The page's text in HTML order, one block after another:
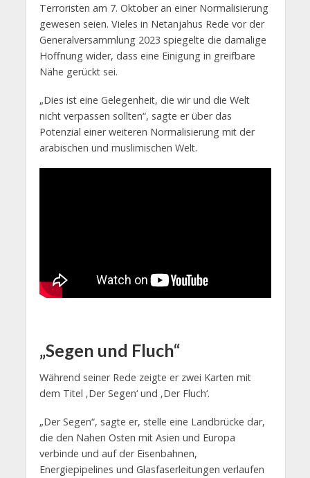
Terroristen am 7. Oktober an einer Normalisierung
gewesen seien. Vieles in Netanjahus Rede vor der
Generalversammlung 2023 spiegelte die damalige
Hoffnung wider, dass eine Einigung in greifbare
Nähe gerückt sei.
„Dies ist eine Gelegenheit, die wir und die Welt
nicht verpassen sollten“, sagte er über das
Potenzial einer weiteren Normalisierung mit der
arabischen und muslimischen Welt.
„Segen und Fluch“
Während seiner Rede zeigte er zwei Karten mit
dem Titel ‚Der Segen‘ und ‚Der Fluch‘.
„Der Segen“, sagte er, stelle eine Landbrücke dar,
die den Nahen Osten mit Asien und Europa
verbinde und auf der Eisenbahnen,
Energiepipelines und Glasfaserleitungen verlaufen